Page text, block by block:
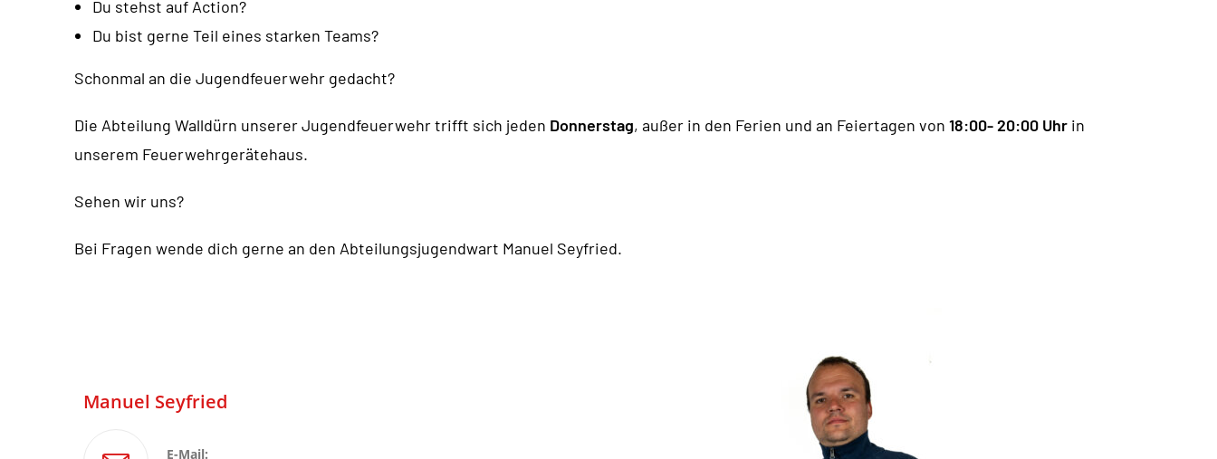
Du stehst auf Action?
Du bist gerne Teil eines starken Teams?
Schonmal an die Jugendfeuerwehr gedacht?
Die Abteilung Walldürn unserer Jugendfeuerwehr trifft sich jeden Donnerstag, außer in den Ferien und an Feiertagen von 18:00- 20:00 Uhr in
unserem Feuerwehrgerätehaus.
Sehen wir uns?
Bei Fragen wende dich gerne an den Abteilungsjugendwart Manuel Seyfried.
Manuel Seyfried
E-Mail: